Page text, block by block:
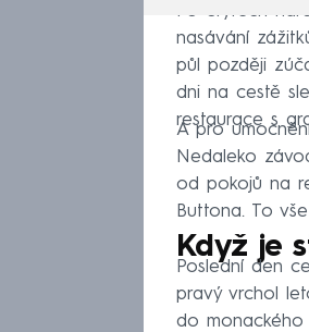
Po čtyřech
nasávání
půl později
dni na cestě
restaurace s
A pro
Nedaleko
od pokojů na
Buttona. To
Když je
Poslední den
pravý vrchol
do monackého